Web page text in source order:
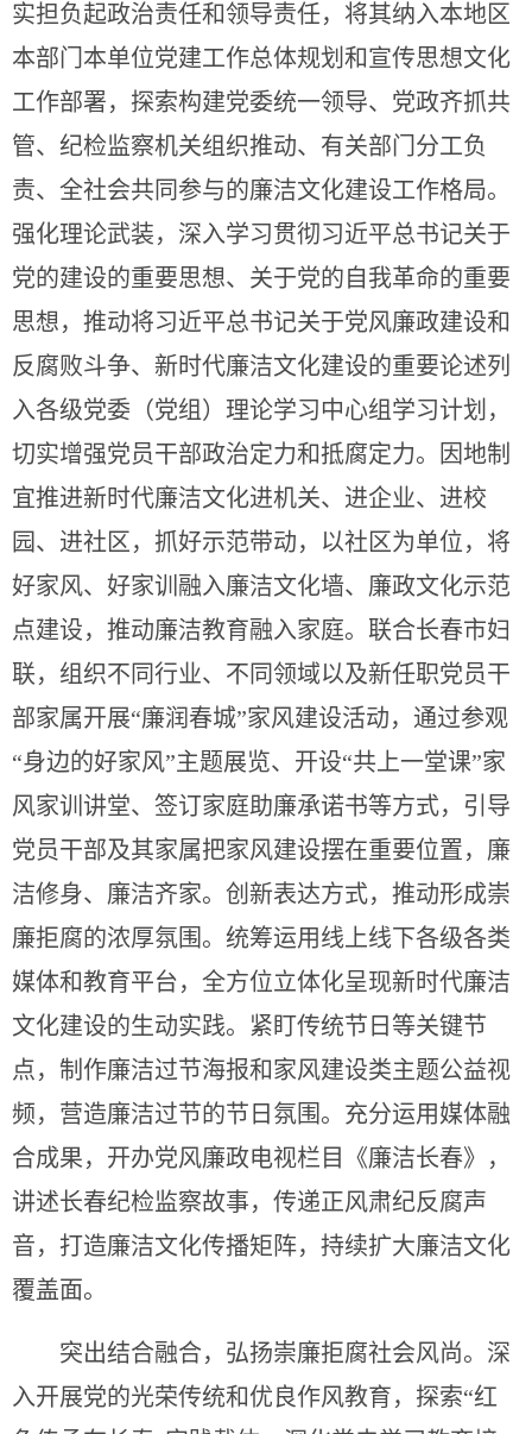
实担负起政治责任和领导责任，将其纳入本地区
本部门本单位党建工作总体规划和宣传思想文化
工作部署，探索构建党委统一领导、党政齐抓共
管、纪检监察机关组织推动、有关部门分工负
责、全社会共同参与的廉洁文化建设工作格局。
强化理论武装，深入学习贯彻习近平总书记关于
党的建设的重要思想、关于党的自我革命的重要
思想，推动将习近平总书记关于党风廉政建设和
反腐败斗争、新时代廉洁文化建设的重要论述列
入各级党委（党组）理论学习中心组学习计划，
切实增强党员干部政治定力和抵腐定力。因地制
宜推进新时代廉洁文化进机关、进企业、进校
园、进社区，抓好示范带动，以社区为单位，将
好家风、好家训融入廉洁文化墙、廉政文化示范
点建设，推动廉洁教育融入家庭。联合长春市妇
联，组织不同行业、不同领域以及新任职党员干
部家属开展“廉润春城”家风建设活动，通过参观
“身边的好家风”主题展览、开设“共上一堂课”家
风家训讲堂、签订家庭助廉承诺书等方式，引导
党员干部及其家属把家风建设摆在重要位置，廉
洁修身、廉洁齐家。创新表达方式，推动形成崇
廉拒腐的浓厚氛围。统筹运用线上线下各级各类
媒体和教育平台，全方位立体化呈现新时代廉洁
文化建设的生动实践。紧盯传统节日等关键节
点，制作廉洁过节海报和家风建设类主题公益视
频，营造廉洁过节的节日氛围。充分运用媒体融
合成果，开办党风廉政电视栏目《廉洁长春》，
讲述长春纪检监察故事，传递正风肃纪反腐声
音，打造廉洁文化传播矩阵，持续扩大廉洁文化
覆盖面。
突出结合融合，弘扬崇廉拒腐社会风尚。深
入开展党的光荣传统和优良作风教育，探索“红